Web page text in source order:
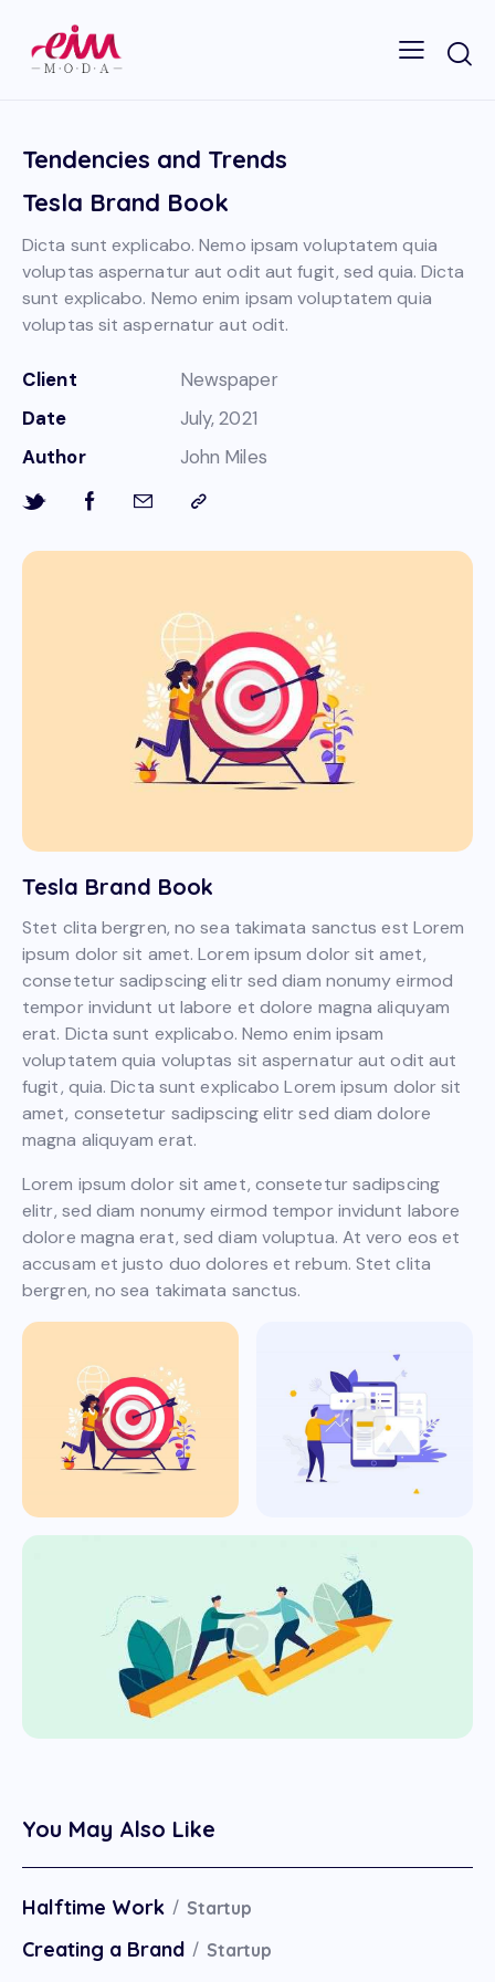
Tendencies and Trends
Tesla Brand Book
Stet clita bergren, no sea takimata sanctus est Lorem
ipsum dolor sit amet. Lorem ipsum dolor sit amet,
consetetur sadipscing elitr sed diam nonumy eirmod
tempor invidunt ut labore et dolore magna aliquyam
erat. Dicta sunt explicabo. Nemo enim ipsam
voluptatem quia voluptas sit aspernatur aut odit aut
fugit, quia. Dicta sunt explicabo Lorem ipsum dolor sit
amet, consetetur sadipscing elitr sed diam dolore
magna aliquyam erat.
Lorem ipsum dolor sit amet, consetetur sadipscing
elitr, sed diam nonumy eirmod tempor invidunt labore
dolore magna erat, sed diam voluptua. At vero eos et
accusam et justo duo dolores et rebum. Stet clita
bergren, no sea takimata sanctus.
Tesla Brand Book
Dicta sunt explicabo. Nemo ipsam voluptatem quia
voluptas aspernatur aut odit aut fugit, sed quia. Dicta
sunt explicabo. Nemo enim ipsam voluptatem quia
voluptas sit aspernatur aut odit.
Client
Newspaper
Date
July, 2021
Author
John Miles
You May Also Like
Startup
Halftime Work
Startup
Creating a Brand